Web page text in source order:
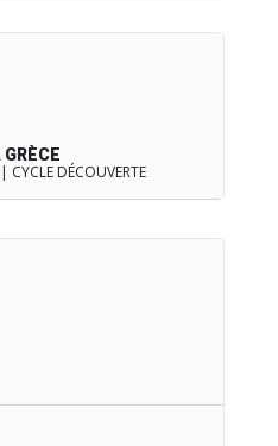
DÉCOUVERTE